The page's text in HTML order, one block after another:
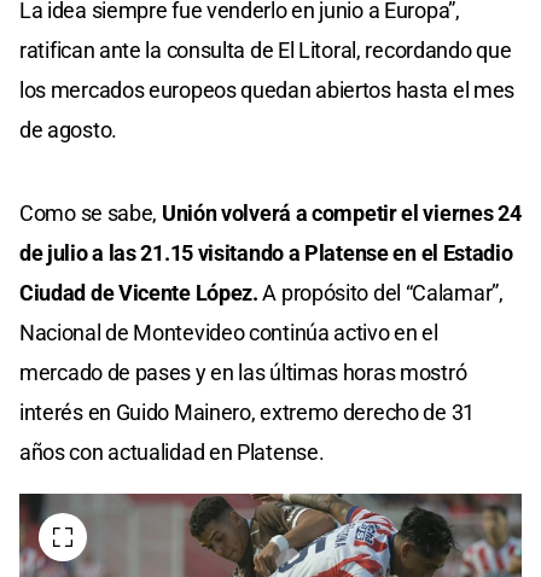
La idea siempre fue venderlo en junio a Europa”,
ratifican ante la consulta de El Litoral, recordando que
los mercados europeos quedan abiertos hasta el mes
de agosto.
Como se sabe, Unión volverá a competir el viernes 24
de julio a las 21.15 visitando a Platense en el Estadio
Ciudad de Vicente López.A propósito del “Calamar”,
Nacional de Montevideo continúa activo en el
mercado de pases y en las últimas horas mostró
interés en Guido Mainero, extremo derecho de 31
años con actualidad en Platense.